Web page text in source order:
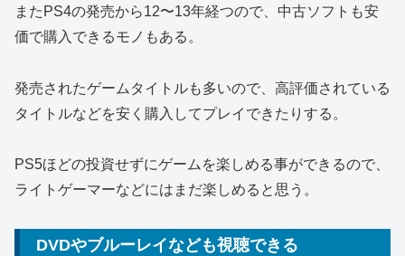
またPS4の発売から12〜13年経つので、中古ソフトも安
価で購入できるモノもある。
発売されたゲームタイトルも多いので、高評価されている
タイトルなどを安く購入してプレイできたりする。
PS5ほどの投資せずにゲームを楽しめる事ができるので、
ライトゲーマーなどにはまだ楽しめると思う。
DVDやブルーレイなども視聴できる